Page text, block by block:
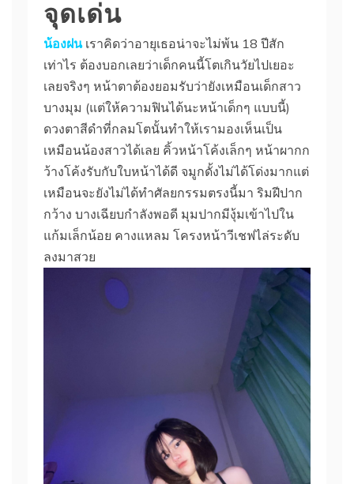
จุดเด่น
น้องฝนเราคิดว่าอายุเธอน่าจะไม่พ้น 18 ปีสัก
เท่าไร ต้องบอกเลยว่าเด็กคนนี้โตเกินวัยไปเยอะ
เลยจริงๆ หน้าตาต้องยอมรับว่ายังเหมือนเด็กสาว
บางมุม (แต่ให้ความฟินได้นะหน้าเด็กๆ แบบนี้)
ดวงตาสีดำที่กลมโตนั้นทำให้เรามองเห็นเป็น
เหมือนน้องสาวได้เลย คิ้วหน้าโค้งเล็กๆ หน้าผากก
ว้างโค้งรับกับใบหน้าได้ดี จมูกดั้งไม่ได้โด่งมากแต่
เหมือนจะยังไม่ได้ทำศัลยกรรมตรงนี้มา ริมฝีปาก
กว้าง บางเฉียบกำลังพอดี มุมปากมีงุ้มเข้าไปใน
แก้มเล็กน้อย คางแหลม โครงหน้าวีเชฟไล่ระดับ
ลงมาสวย